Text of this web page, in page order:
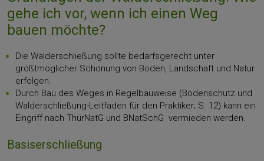
gehe ich vor, wenn ich einen Weg
bauen möchte?
Die Walderschließung sollte bedarfsgerecht unter
größtmöglicher Schonung von Boden, Landschaft und Natur
erfolgen.
Durch Bau des Weges in Regelbauweise (Bodenschutz und
Walderschließung-Leitfaden für den Praktiker; S. 12) kann ein
Eingriff nach ThürNatG und BNatSchG vermieden werden.
Basiserschließung